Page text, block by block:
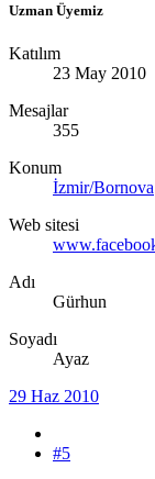
Uzman Üyemiz
Katılım
23 May 2010
Mesajlar
355
Konum
İzmir/Bornova
Web sitesi
Adı
Gürhun
Soyadı
Ayaz
29 Haz 2010
#5